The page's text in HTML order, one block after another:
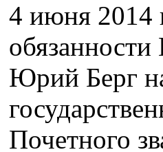
4 июня 2014
обязанности
Юрий Берг
Почетного